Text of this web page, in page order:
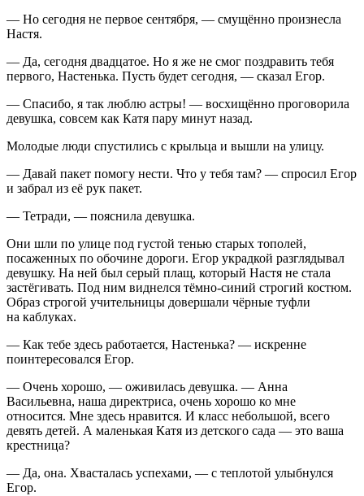
— Но сегодня не первое сентября, — смущённо произнесла
Настя.
— Да, сегодня двадцатое. Но я же не смог поздравить тебя
первого, Настенька. Пусть будет сегодня, — сказал Егор.
— Спасибо, я так люблю астры! — восхищённо проговорила
девушка, совсем как Катя пару минут назад.
Молодые люди спустились с крыльца и вышли на улицу.
— Давай пакет помогу нести. Что у тебя там? — спросил Егор
и забрал из её рук пакет.
— Тетради, — пояснила девушка.
Они шли по улице под густой тенью старых тополей,
посаженных по обочине дороги. Егор украдкой разглядывал
девушку. На ней был серый плащ, который Настя не стала
застёгивать. Под ним виднелся тёмно-синий строгий костюм.
Образ строгой учительницы довершали чёрные туфли
на каблуках.
— Как тебе здесь работается, Настенька? — искренне
поинтересовался Егор.
— Очень хорошо, — оживилась девушка. — Анна
Васильевна, наша директриса, очень хорошо ко мне
относится. Мне здесь нравится. И класс небольшой, всего
девять детей. А маленькая Катя из детского сада — это ваша
крестница?
— Да, она. Хвасталась успехами, — с теплотой улыбнулся
Егор.